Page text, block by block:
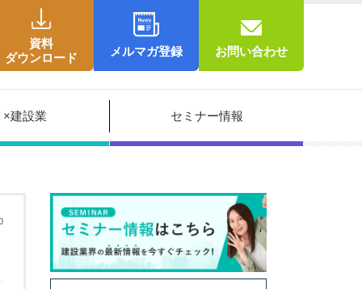
資料
ダウンロード
メルマガ登録 お問い合わせ
×建設業 セミナー情報